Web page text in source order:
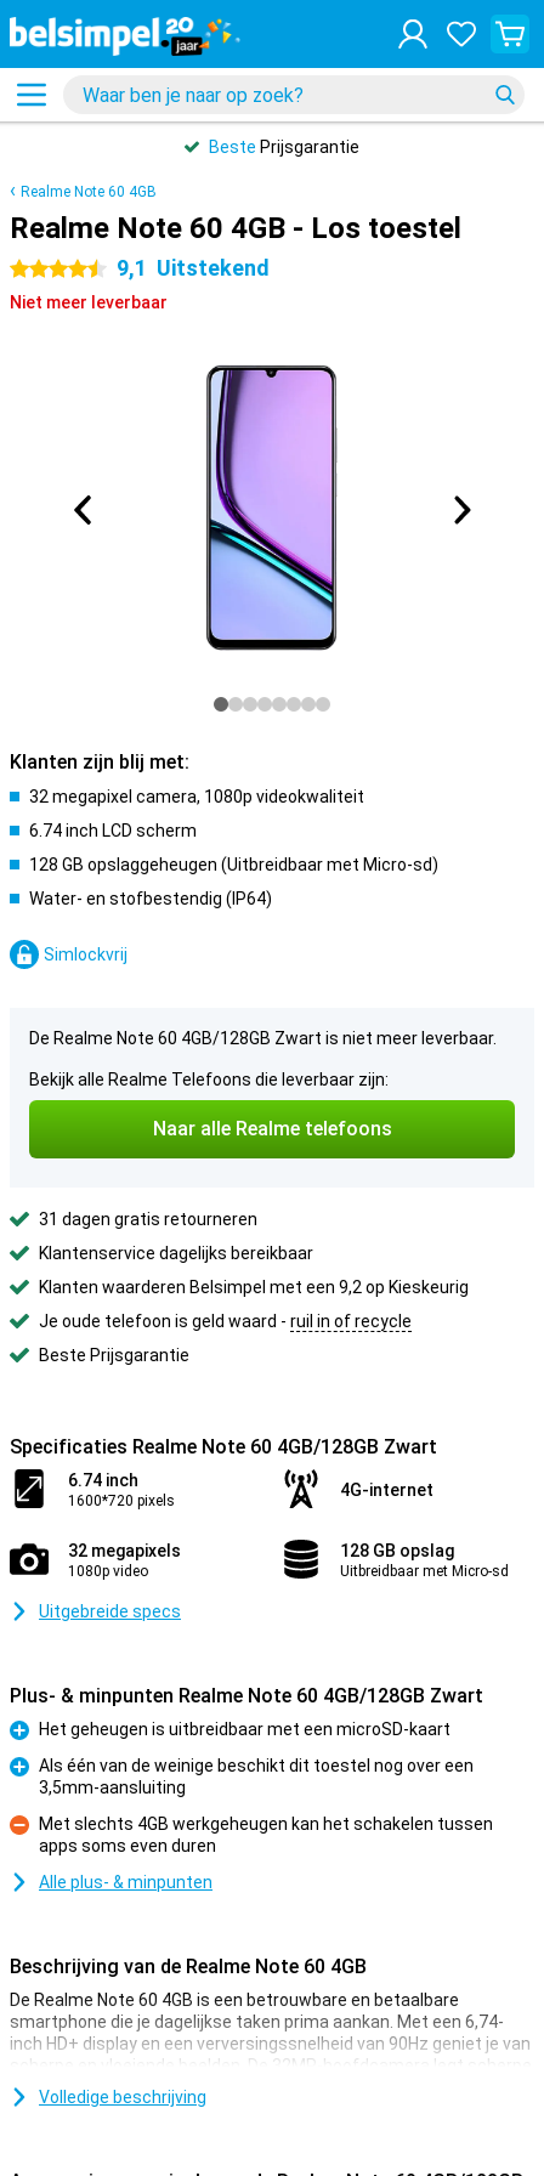
Beste Prijsgarantie
Realme Note 60 4GB
Realme Note 60 4GB - Los toestel
4.5 sterren 9,1 Uitstekend
Niet meer leverbaar
Klanten zijn blij met:
32 megapixel camera, 1080p videokwaliteit
6.74 inch LCD scherm
128 GB opslaggeheugen (Uitbreidbaar met Micro-sd)
Water- en stofbestendig (IP64)
Simlockvrij
De Realme Note 60 4GB/128GB Zwart is niet meer leverbaar.
Bekijk alle Realme Telefoons die leverbaar zijn:
Naar alle Realme telefoons
31 dagen gratis retourneren
Klantenservice dagelijks bereikbaar
Klanten waarderen Belsimpel met een 9,2 op Kieskeurig
Je oude telefoon is geld waard - ruil in of recycle
Beste Prijsgarantie
Specificaties Realme Note 60 4GB/128GB Zwart
6.74 inch
1600*720 pixels
4G-internet
32 megapixels
1080p video
128 GB opslag
Uitbreidbaar met Micro-sd
Uitgebreide specs
Plus- & minpunten Realme Note 60 4GB/128GB Zwart
Pluspunt
Het geheugen is uitbreidbaar met een microSD-kaart
Pluspunt
Als één van de weinige beschikt dit toestel nog over een
3,5mm-aansluiting
Minpunt
Met slechts 4GB werkgeheugen kan het schakelen tussen
apps soms even duren
Alle plus- & minpunten
Beschrijving van de Realme Note 60 4GB
De Realme Note 60 4GB is een betrouwbare en betaalbare
smartphone die je dagelijkse taken prima aankan. Met een 6,74-
inch HD+ display en een verversingssnelheid van 90Hz geniet je van
scherpe en vloeiende beelden. De 32MP-hoofdcamera legt scherpe
foto's vast, terwijl de 5MP-camera aan de voorkant geschikt is voor
selfies. De krachtige 5000mAh-batterij zorgt ervoor dat je de hele
Volledige beschrijving